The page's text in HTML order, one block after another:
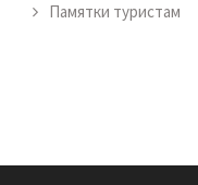
Памятки туристам